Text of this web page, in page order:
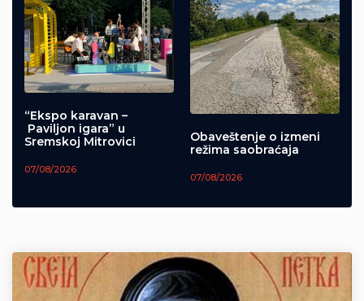
“Ekspo karavan –
Paviljon igara” u
Sremskoj Mitrovici
07/08/2026
Obaveštenje o izmeni
režima saobraćaja
07/08/2026